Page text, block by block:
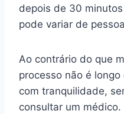
depois de 30
pode variar de
Ao contrário do que
processo não é
com tranquilidade,
consultar um médico.